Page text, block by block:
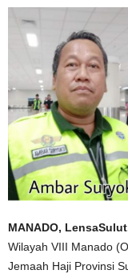
MANADO,
Wilayah VIII Manado
Jemaah Haji Provinsi